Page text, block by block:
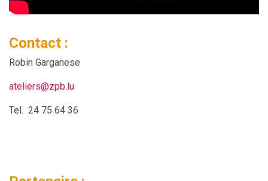
Contact :
Robin Garganese
ateliers@zpb.lu
Tel. 24 75 64 36